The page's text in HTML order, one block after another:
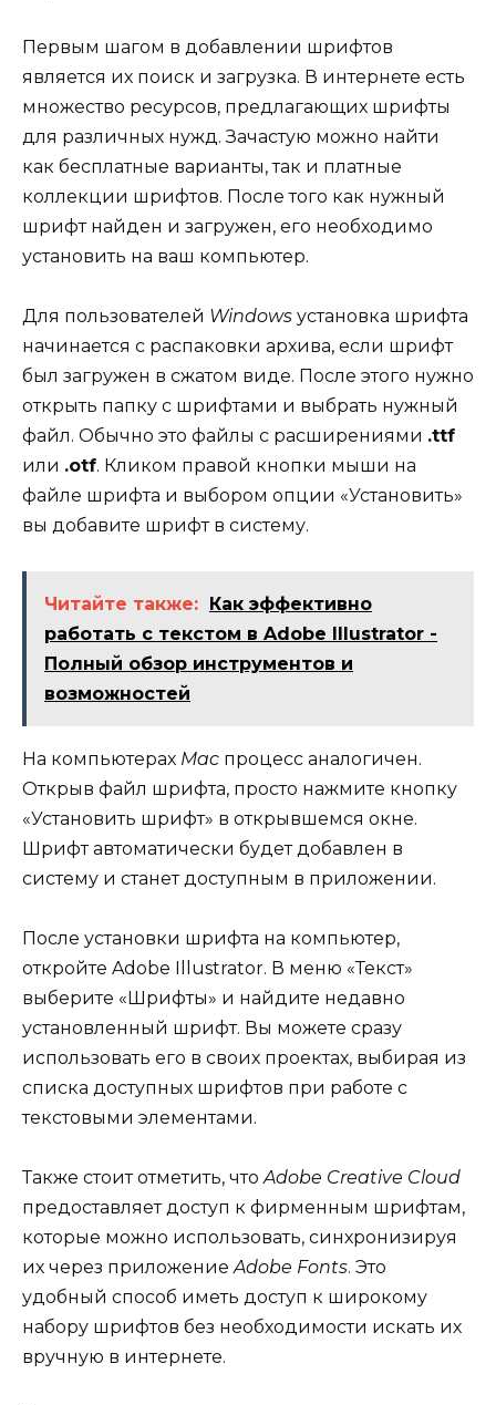
Первым шагом в добавлении шрифтов
является их поиск и загрузка. В интернете есть
множество ресурсов, предлагающих шрифты
для различных нужд. Зачастую можно найти
как бесплатные варианты, так и платные
коллекции шрифтов. После того как нужный
шрифт найден и загружен, его необходимо
установить на ваш компьютер.
Для пользователей Windows установка шрифта
начинается с распаковки архива, если шрифт
был загружен в сжатом виде. После этого нужно
открыть папку с шрифтами и выбрать нужный
файл. Обычно это файлы с расширениями .ttf
или .otf. Кликом правой кнопки мыши на
файле шрифта и выбором опции «Установить»
вы добавите шрифт в систему.
Читайте также: Как эффективно
работать с текстом в Adobe Illustrator -
Полный обзор инструментов и
возможностей
На компьютерах Mac процесс аналогичен.
Открыв файл шрифта, просто нажмите кнопку
«Установить шрифт» в открывшемся окне.
Шрифт автоматически будет добавлен в
систему и станет доступным в приложении.
После установки шрифта на компьютер,
откройте Adobe Illustrator. В меню «Текст»
выберите «Шрифты» и найдите недавно
установленный шрифт. Вы можете сразу
использовать его в своих проектах, выбирая из
списка доступных шрифтов при работе с
текстовыми элементами.
Также стоит отметить, чтоAdobe Creative Cloud
предоставляет доступ к фирменным шрифтам,
которые можно использовать, синхронизируя
их через приложениеAdobe Fonts. Это
удобный способ иметь доступ к широкому
набору шрифтов без необходимости искать их
вручную в интернете.